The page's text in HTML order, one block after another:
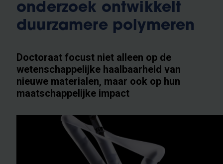
onderzoek ontwikkelt
duurzamere polymeren
Doctoraat focust niet alleen op de
wetenschappelijke haalbaarheid van
nieuwe materialen, maar ook op hun
maatschappelijke impact